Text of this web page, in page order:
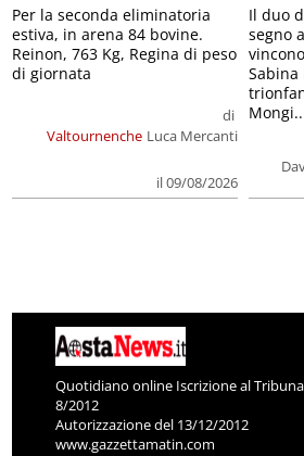
Valtournenche
di
Luca Mercanti
il 09/08/2026
Per la seconda eliminatoria
estiva, in arena 84 bovine.
Reinon, 763 Kg, Regina di peso
di giornata
Il duo
segno
Quotidiano online Iscrizione al
8/2012
Autorizzazione del 13/12/2012
www.gazzettamatin.com